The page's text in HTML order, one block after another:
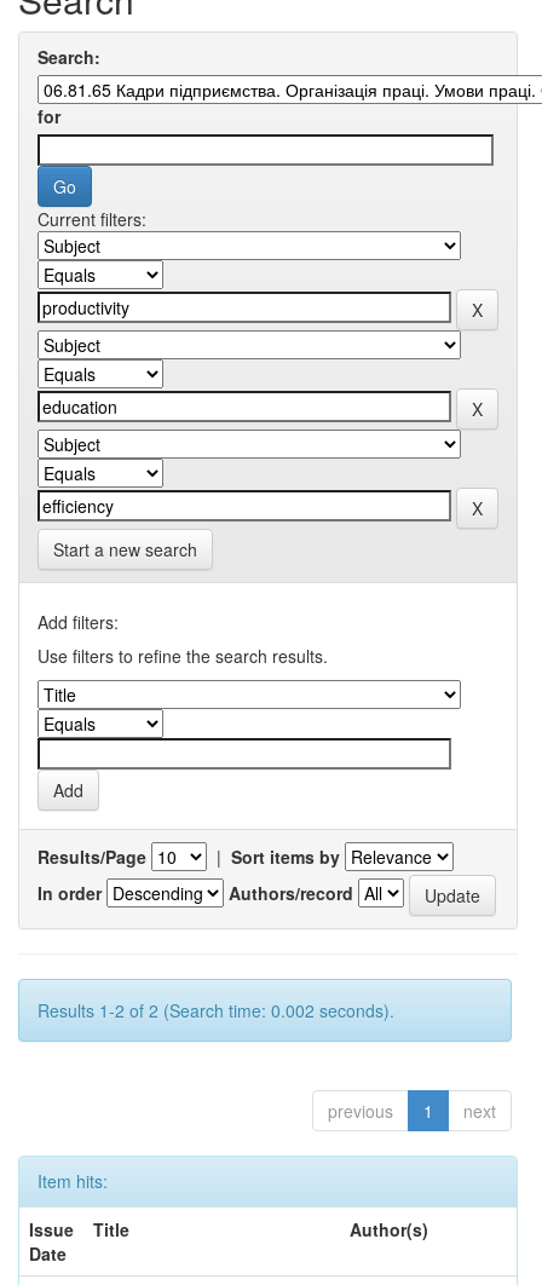
Search:
for
Current filters:
Start a new search
Add filters:
Use filters to refine the search results.
Results/Page | Sort items by
In order
Authors/record
Results 1-2 of 2 (Search time: 0.002 seconds).
previous 1 next
Item hits:
Issue
Date
Title Author(s)